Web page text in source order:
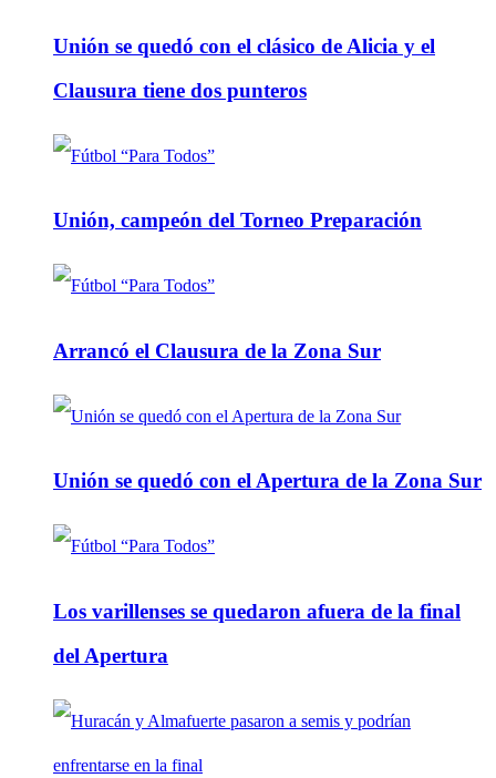
Unión se quedó con el clásico de Alicia y el
Clausura tiene dos punteros
Unión, campeón del Torneo Preparación
Arrancó el Clausura de la Zona Sur
Unión se quedó con el Apertura de la Zona Sur
Los varillenses se quedaron afuera de la final
del Apertura